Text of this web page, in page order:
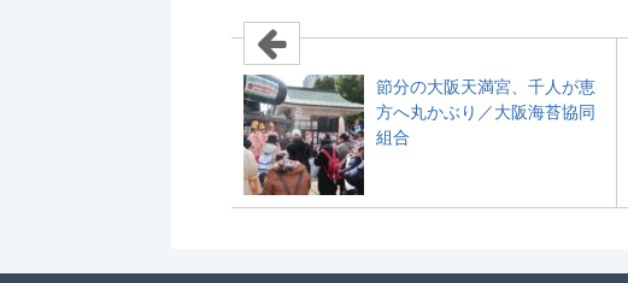
節分の大阪天満宮、千人が恵
方へ丸かぶり／大阪海苔協同
組合